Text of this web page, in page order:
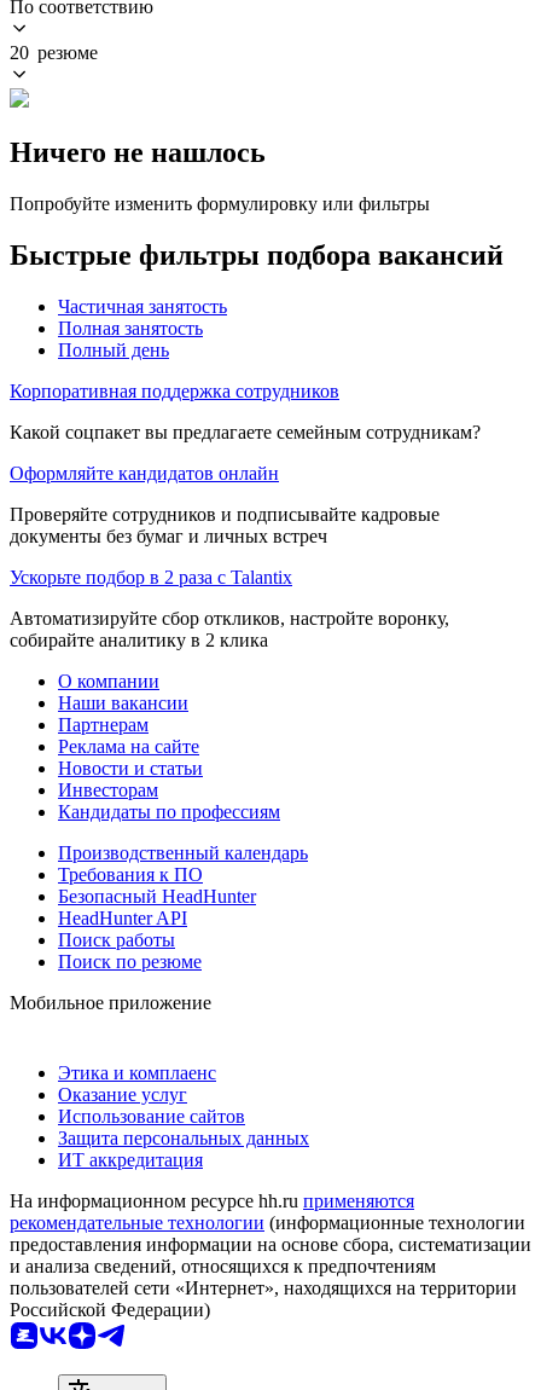
По соответствию
20 резюме
Ничего не нашлось
Попробуйте изменить формулировку или фильтры
Быстрые фильтры подбора вакансий
Частичная занятость
Полная занятость
Полный день
Корпоративная поддержка сотрудников
Какой соцпакет вы предлагаете семейным сотрудникам?
Оформляйте кандидатов онлайн
Проверяйте сотрудников и подписывайте кадровые
документы без бумаг и личных встреч
Ускорьте подбор в 2 раза с Talantix
Автоматизируйте сбор откликов, настройте воронку,
собирайте аналитику в 2 клика
О компании
Наши вакансии
Партнерам
Реклама на сайте
Новости и статьи
Инвесторам
Кандидаты по профессиям
Производственный календарь
Требования к ПО
Безопасный HeadHunter
HeadHunter API
Поиск работы
Поиск по резюме
Мобильное приложение
Этика и комплаенс
Оказание услуг
Использование сайтов
Защита персональных данных
ИТ аккредитация
На информационном ресурсе hh.ru применяются
рекомендательные технологии (информационные технологии
предоставления информации на основе сбора, систематизации
и анализа сведений, относящихся к предпочтениям
пользователей сети «Интернет», находящихся на территории
Российской Федерации)